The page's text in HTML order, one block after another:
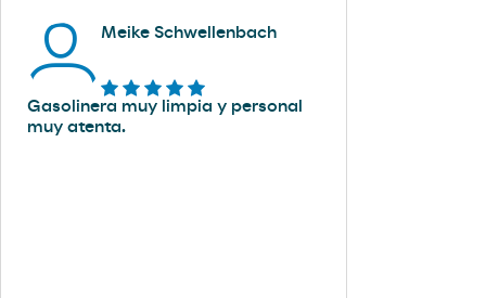
Meike Schwellenbach
Gasolinera muy limpia y personal
muy atenta.